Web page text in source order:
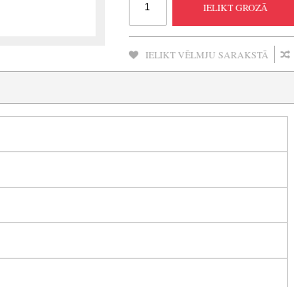
IELIKT GROZĀ
IELIKT VĒLMJU SARAKSTĀ